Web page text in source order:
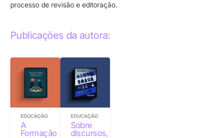
processo de revisão e editoração.
Publicações da autora:
EDUCAÇÃO
A
Formação
EDUCAÇÃO
Sobre
discursos,